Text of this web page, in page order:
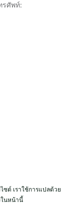
รศัพท์:
ต์ เราใช้การแปลด้วย
นหน้านี้